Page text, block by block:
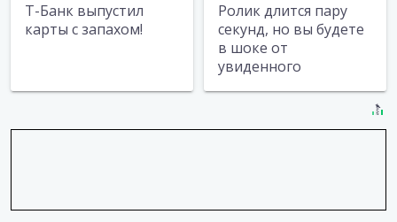
Т-Банк выпустил
карты с запахом!
Ролик длится пару
секунд, но вы будете
в шоке от
увиденного